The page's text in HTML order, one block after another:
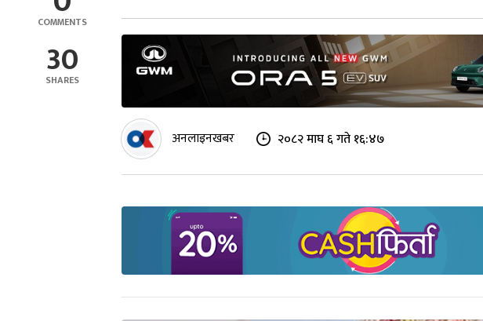
COMMENTS
30
SHARES
अनलाइनखबर २०८२ माघ ६ गते १६:४७